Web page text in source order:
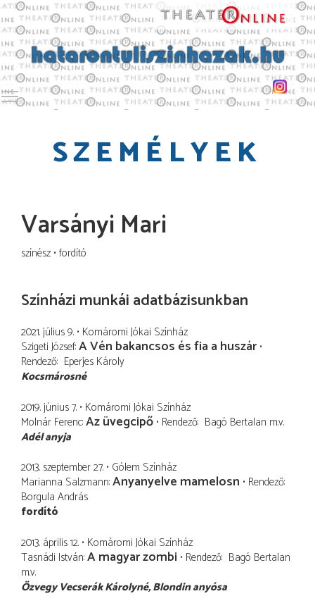
Toggle main menu visibility
SZEMÉLYEK
Varsányi Mari
színész fordító
Színházi munkái adatbázisunkban
2021. július 9. Komáromi Jókai Színház
Szigeti József A Vén bakancsos és fia a huszár
Rendező Eperjes Károly
Kocsmárosné
2019. június 7. Komáromi Jókai Színház
Molnár Ferenc Az üvegcipő Rendező Bagó Bertalan m.v.
Adél anyja
2013. szeptember 27. Gólem Színház
Marianna Salzmann Anyanyelve mamelosn Rendező
Borgula András
fordító
2013. április 12. Komáromi Jókai Színház
Tasnádi István A magyar zombi Rendező Bagó Bertalan
m.v.
Özvegy Vecserák Károlyné Blondin anyósa